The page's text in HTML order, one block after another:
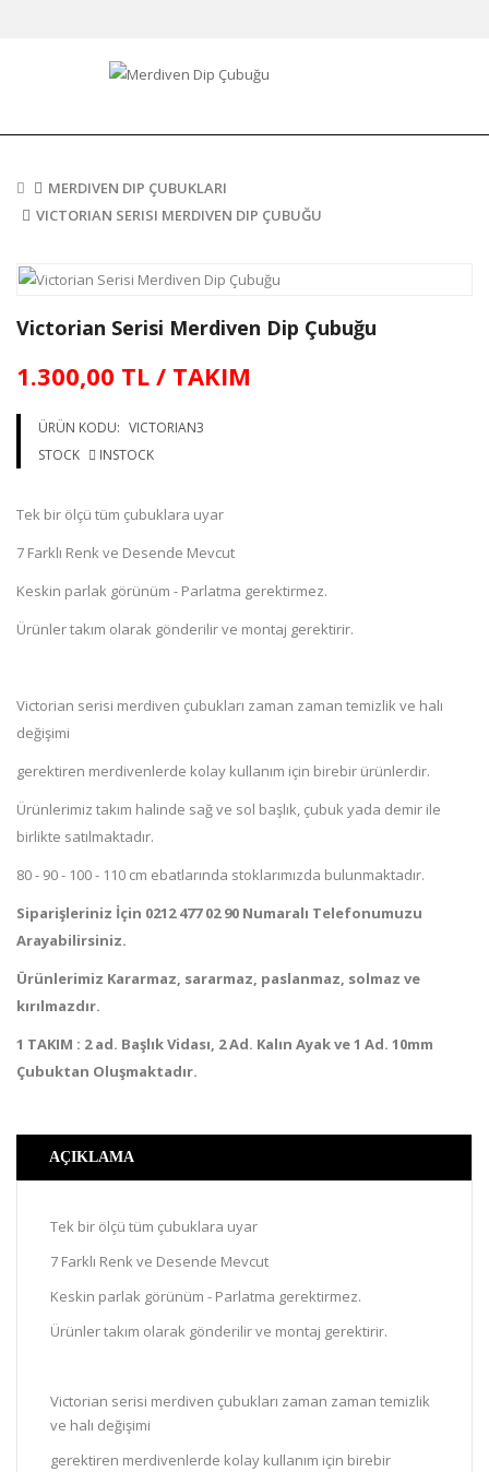
MERDIVEN DIP ÇUBUKLARI
VICTORIAN SERISI MERDIVEN DIP ÇUBUĞU
Victorian Serisi Merdiven Dip Çubuğu
1.300,00 TL / TAKIM
ÜRÜN KODU: VICTORIAN3
STOCK
INSTOCK
Tek bir ölçü tüm çubuklara uyar
7 Farklı Renk ve Desende Mevcut
Keskin parlak görünüm - Parlatma gerektirmez.
Ürünler takım olarak gönderilir ve montaj gerektirir.
Victorian serisi merdiven çubukları zaman zaman temizlik ve halı
değişimi
gerektiren merdivenlerde kolay kullanım için birebir ürünlerdir.
Ürünlerimiz takım halinde sağ ve sol başlık, çubuk yada demir ile
birlikte satılmaktadır.
80 - 90 - 100 - 110 cm ebatlarında stoklarımızda bulunmaktadır.
Siparişleriniz İçin 0212 477 02 90 Numaralı Telefonumuzu
Arayabilirsiniz.
Ürünlerimiz Kararmaz, sararmaz, paslanmaz, solmaz ve
kırılmazdır.
1 TAKIM : 2 ad. Başlık Vidası, 2 Ad. Kalın Ayak ve 1 Ad. 10mm
Çubuktan Oluşmaktadır.
AÇIKLAMA
Tek bir ölçü tüm çubuklara uyar
7 Farklı Renk ve Desende Mevcut
Keskin parlak görünüm - Parlatma gerektirmez.
Ürünler takım olarak gönderilir ve montaj gerektirir.
Victorian serisi merdiven çubukları zaman zaman temizlik
ve halı değişimi
gerektiren merdivenlerde kolay kullanım için birebir